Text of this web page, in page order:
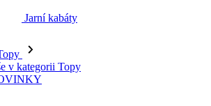
Jarní kabáty
v kategorii Topy